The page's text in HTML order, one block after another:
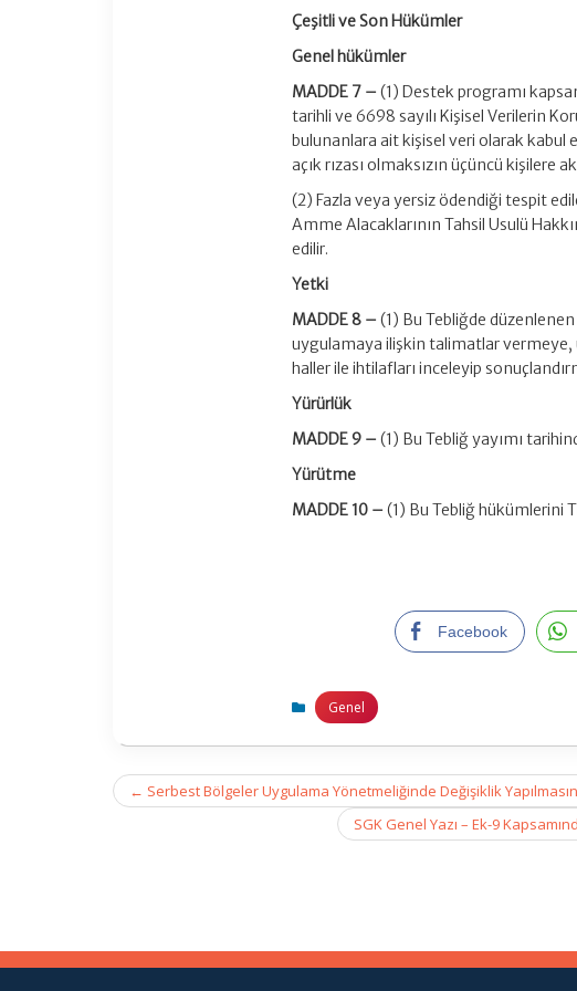
Çeşitli ve Son Hükümler
Genel hükümler
MADDE 7 –(1) Destek programı
tarihli ve 6698 sayılı Kişisel Verilerin
bulunanlara ait kişisel veri olarak kabul
açık rızası olmaksızın üçüncü kişilere
(2) Fazla veya yersiz ödendiği tespit
Amme Alacaklarının Tahsil Usulü
edilir.
Yetki
MADDE 8 –(1) Bu Tebliğde
uygulamaya ilişkin talimatlar vermeye,
haller ile ihtilafları inceleyip
Yürürlük
MADDE 9 –(1) Bu Tebliğ yayımı
Yürütme
MADDE 10 –(1) Bu Tebliğ hükümlerini
Facebook
Genel
Post
navigation
← Serbest Bölgeler Uygulama Yönetmeliğinde Değişiklik
SGK Genel Yazı – Ek-9